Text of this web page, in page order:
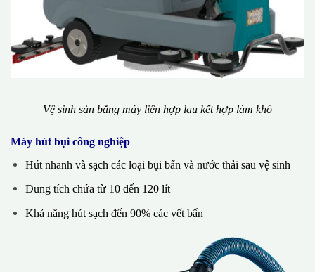
Vệ sinh sàn bằng máy liên hợp lau kết hợp làm khô
Máy hút bụi công nghiệp
Hút nhanh và sạch các loại bụi bẩn và nước thải sau vệ sinh
Dung tích chứa từ 10 đến 120 lít
Khả năng hút sạch đến 90% các vết bẩn